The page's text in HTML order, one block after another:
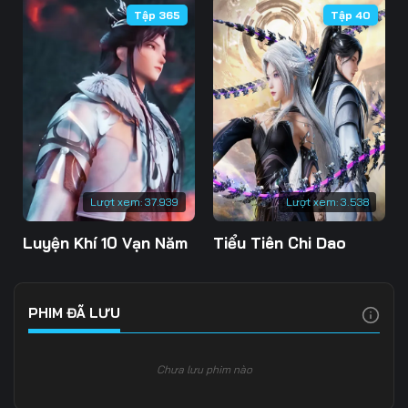
Tập 109 Tập 110 Tập 111
Tập 112 Tập 113 Tập 114
Tập 115 Tập 116 Tập 117
Tập 118 Tập 119 Tập 120
Tập 121 Tập 122 Tập 123
Tập 124 Tập 125 Tập 126
Tập 137
Lượt xem: 37.939
Tập 365
Luyện Khí 10 Vạn Năm
Lượt xem: 3.538
Tập 40
Tiểu Tiên Chi Dao
PHIM ĐÃ LƯU
Chưa lưu phim nào